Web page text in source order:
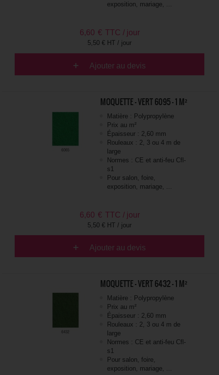
exposition, mariage, ...
6,60 € TTC / jour
5,50 € HT / jour
Ajouter au devis
MOQUETTE - VERT 6095 - 1 M²
Matière : Polypropylène
Prix au m²
Épaisseur : 2,60 mm
Rouleaux : 2, 3 ou 4 m de
large
Normes : CE et anti-feu Cfl-
s1
Pour salon, foire,
exposition, mariage, ...
6,60 € TTC / jour
5,50 € HT / jour
Ajouter au devis
MOQUETTE - VERT 6432 - 1 M²
Matière : Polypropylène
Prix au m²
Épaisseur : 2,60 mm
Rouleaux : 2, 3 ou 4 m de
large
Normes : CE et anti-feu Cfl-
s1
Pour salon, foire,
exposition, mariage, ...